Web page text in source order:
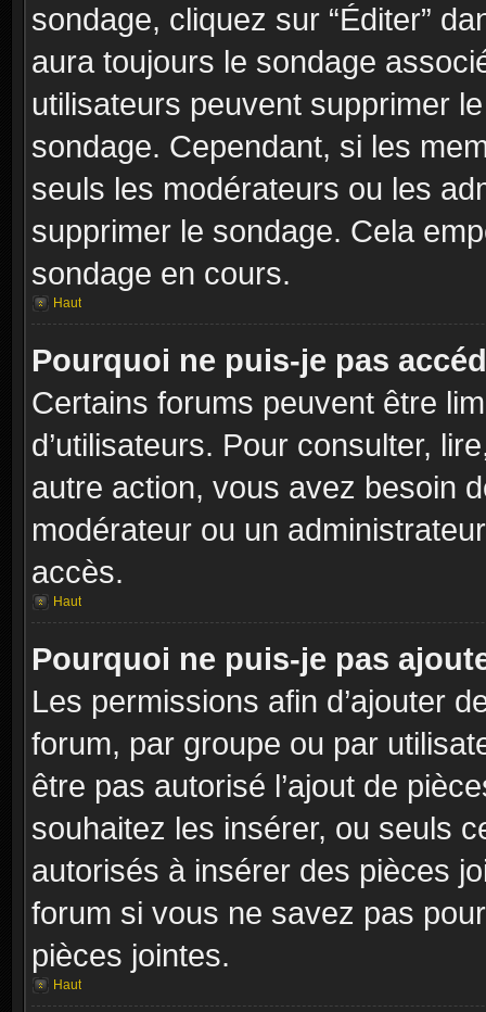
sondage, cliquez sur “Éditer”
aura toujours le sondage
utilisateurs peuvent supprimer
sondage. Cependant, si les
seuls les modérateurs ou les
supprimer le sondage. Cela
sondage en cours.
Haut
Pourquoi ne puis-je pas
Certains forums peuvent être
d’utilisateurs. Pour consulter,
autre action, vous avez besoin
modérateur ou un
accès.
Haut
Pourquoi ne puis-je pas
Les permissions afin d’ajouter
forum, par groupe ou par
être pas autorisé l’ajout de
souhaitez les insérer, ou seuls
autorisés à insérer des pièces
forum si vous ne savez pas
pièces jointes.
Haut